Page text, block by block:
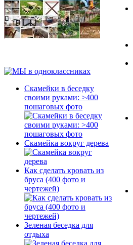
Скамейки в беседку
своими руками: >400
пошаговых фото
Скамейка вокруг дерева
Как сделать кровать из
бруса (400 фото и
чертежей)
Зеленая беседка для
отдыха